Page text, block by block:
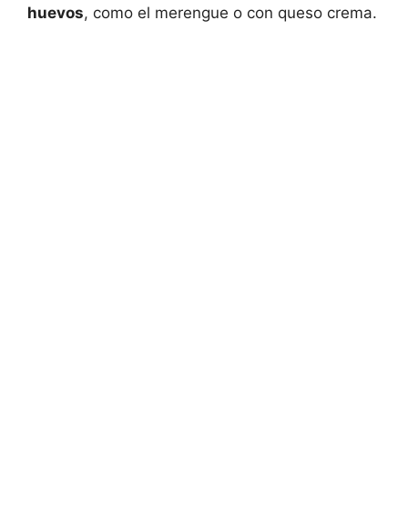
huevos, como el merengue o con queso crema.